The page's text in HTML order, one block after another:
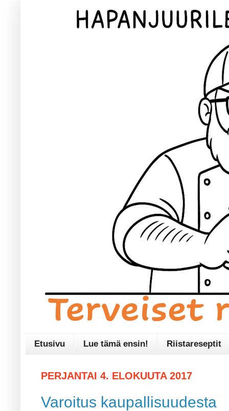
Etusivu Lue tämä ensin! Riistareseptit
PERJANTAI 4. ELOKUUTA 2017
Varoitus kaupallisuudesta